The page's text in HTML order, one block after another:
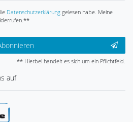
Daten­schutz­erklärunggelesen habe. Meine
** Hierbei handelt es sich um ein Pflichtfeld.
auf